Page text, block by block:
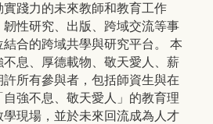
踐力的未來教師和教育工作
性研究、出版、跨域交流等事
合的跨域共學與研究平台。 本
息、厚德載物、敬天愛人、薪
所有參與者，包括師資生與在
強不息、敬天愛人」的教育理
現場，並於未來回流成為人才